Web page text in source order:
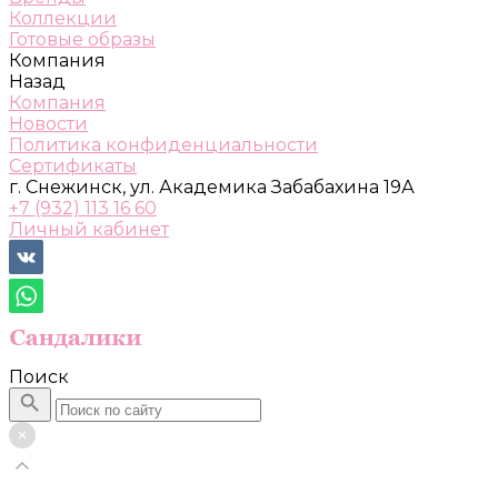
Коллекции
Готовые образы
Компания
Назад
Компания
Новости
Политика конфиденциальности
Сертификаты
г. Снежинск, ул. Академика Забабахина 19А
+7 (932) 113 16 60
Личный кабинет
Поиск